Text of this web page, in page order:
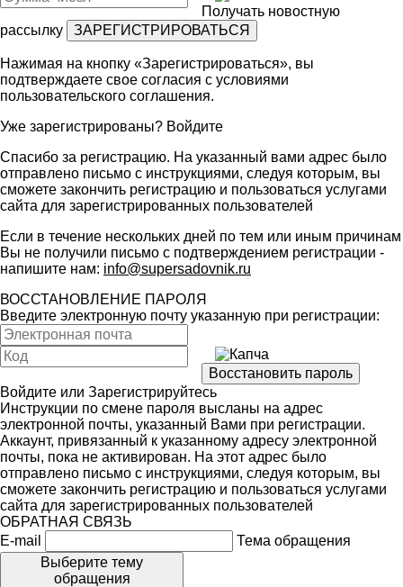
Получать новостную
рассылку
Нажимая на кнопку «Зарегистрироваться», вы
подтверждаете свое согласия с условиями
пользовательского соглашения.
Уже зарегистрированы? Войдите
Спасибо за регистрацию. На указанный вами адрес было
отправлено письмо с инструкциями, следуя которым, вы
сможете закончить регистрацию и пользоваться услугами
сайта для зарегистрированных пользователей
Если в течение нескольких дней по тем или иным причинам
Вы не получили письмо с подтверждением регистрации -
напишите нам: info@supersadovnik.ru
ВОССТАНОВЛЕНИЕ ПАРОЛЯ
Введите электронную почту указанную при регистрации:
Войдите или Зарегистрируйтесь
Инструкции по смене пароля высланы на адрес
электронной почты, указанный Вами при регистрации.
Аккаунт, привязанный к указанному адресу электронной
почты, пока не активирован. На этот адрес было
отправлено письмо с инструкциями, следуя которым, вы
сможете закончить регистрацию и пользоваться услугами
сайта для зарегистрированных пользователей
ОБРАТНАЯ СВЯЗЬ
E-mail
Тема обращения
Выберите тему
обращения